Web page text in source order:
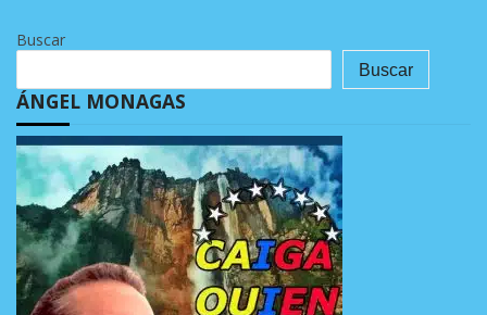
Buscar
Buscar
ÁNGEL MONAGAS